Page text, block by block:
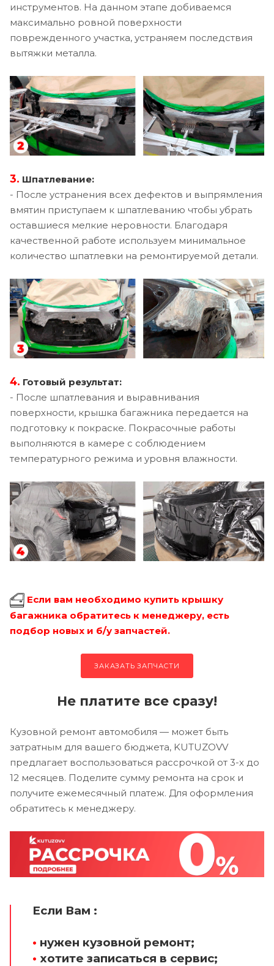
инструментов. На данном этапе добиваемся
максимально ровной поверхности
поврежденного участка, устраняем последствия
вытяжки металла.
3. Шпатлевание:
- После устранения всех дефектов и выпрямления
вмятин приступаем к шпатлеванию чтобы убрать
оставшиеся мелкие неровности. Благодаря
качественной работе используем минимальное
количество шпатлевки на ремонтируемой детали.
4. Готовый результат:
- После шпатлевания и выравнивания
поверхности, крышка багажника передается на
подготовку к покраске. Покрасочные работы
выполняются в камере с соблюдением
температурного режима и уровня влажности.
Если вам необходимо купить крышку
багажника обратитесь к менеджеру, есть
подбор новых и б/у запчастей.
ЗАКАЗАТЬ ЗАПЧАСТИ
Не платите все сразу!
Кузовной ремонт автомобиля — может быть
затратным для вашего бюджета, KUTUZOVV
предлагает воспользоваться рассрочкой от 3-х до
12 месяцев. Поделите сумму ремонта на срок и
получите ежемесячный платеж. Для оформления
обратитесь к менеджеру.
Если Вам :
• нужен кузовной ремонт;
• хотите записаться в сервис;